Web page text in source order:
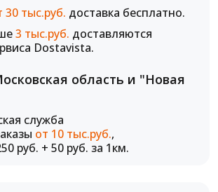
30 тыс.руб. доставка бесплатно.
3 тыс.руб. доставляются
Dostavista.
область и "Новая
служба
от 10 тыс.руб.,
руб. + 50 руб. за 1км.